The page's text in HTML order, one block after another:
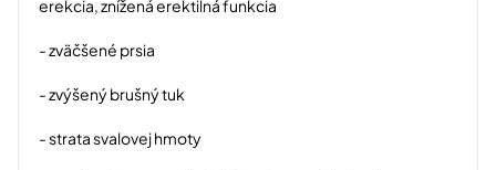
erekcia, znížená erektilná funkcia
- zväčšené prsia
- zvýšený brušný tuk
- strata svalovej hmoty